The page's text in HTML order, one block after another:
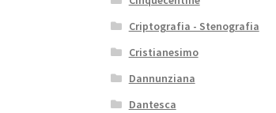
Criptografia - Stenografia
Cristianesimo
Dannunziana
Dantesca